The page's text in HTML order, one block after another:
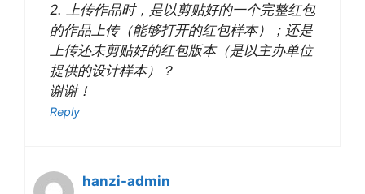
2. 上传作品时，是以剪贴好的一个完整红包
的作品上传（能够打开的红包样本）；还是
上传还未剪贴好的红包版本（是以主办单位
提供的设计样本）？
谢谢！
Reply
hanzi-admin